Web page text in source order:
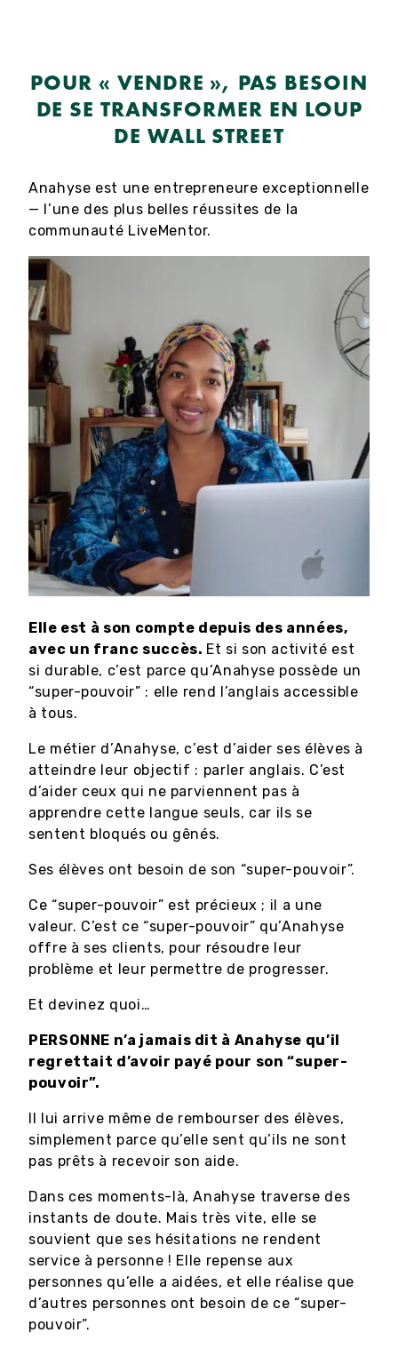
POUR « VENDRE », PAS BESOIN
DE SE TRANSFORMER EN LOUP
DE WALL STREET
Anahyse est une entrepreneure exceptionnelle
— l’une des plus belles réussites de la
communauté LiveMentor.
Elle est à son compte depuis des années,
avec un franc succès. Et si son activité est
si durable, c’est parce qu’Anahyse possède un
“super-pouvoir” : elle rend l’anglais accessible
à tous.
Le métier d’Anahyse, c’est d’aider ses élèves à
atteindre leur objectif : parler anglais. C’est
d’aider ceux qui ne parviennent pas à
apprendre cette langue seuls, car ils se
sentent bloqués ou gênés.
Ses élèves ont besoin de son “super-pouvoir”.
Ce “super-pouvoir” est précieux ; il a une
valeur. C’est ce “super-pouvoir” qu’Anahyse
offre à ses clients, pour résoudre leur
problème et leur permettre de progresser.
Et devinez quoi…
PERSONNE n’a jamais dit à Anahyse qu’il
regrettait d’avoir payé pour son “super-
pouvoir”.
Il lui arrive même de rembourser des élèves,
simplement parce qu’elle sent qu’ils ne sont
pas prêts à recevoir son aide.
Dans ces moments-là, Anahyse traverse des
instants de doute. Mais très vite, elle se
souvient que ses hésitations ne rendent
service à personne ! Elle repense aux
personnes qu’elle a aidées, et elle réalise que
d’autres personnes ont besoin de ce “super-
pouvoir”.